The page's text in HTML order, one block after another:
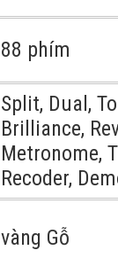
88 phím
Split, Dual,
Brilliance,
Metronome,
Recoder,
vàng Gỗ